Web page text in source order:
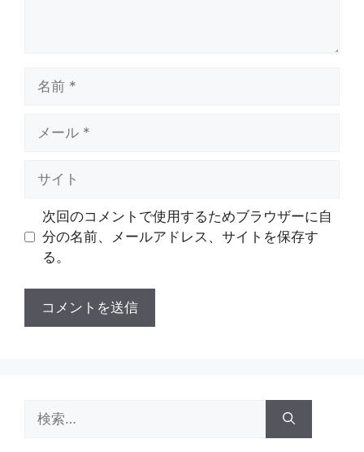
次回のコメントで使用するためブラウザーに自
分の名前、メールアドレス、サイトを保存す
る。
索: